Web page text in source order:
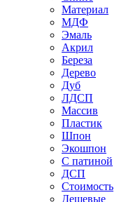
Материал
МДФ
Эмаль
Акрил
Береза
Дерево
Дуб
ЛДСП
Массив
Пластик
Шпон
Экошпон
С патиной
ДСП
Стоимость
Дешевые